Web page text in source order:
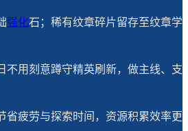
强化石；稀有纹章碎片留存至纹章学
不用刻意蹲守精英刷新，做主线、支
省疲劳与探索时间，资源积累效率更